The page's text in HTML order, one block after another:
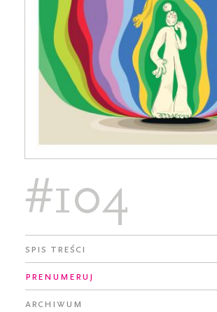
#104
Spis treści
Prenumeruj
Archiwum